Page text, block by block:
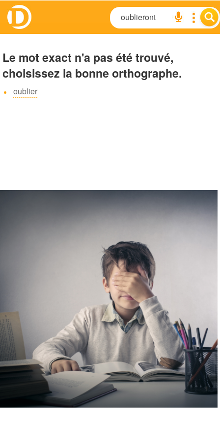
Le mot exact n'a pas été trouvé,
choisissez la bonne orthographe.
oublier